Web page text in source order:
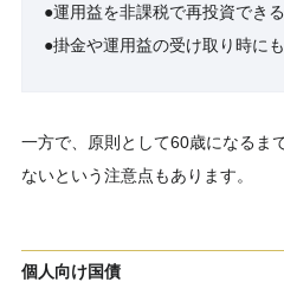
●運用益を非課税で再投資できる
●掛金や運用益の受け取り時に
一方で、原則として60歳になるま
ないという注意点もあります。
個人向け国債